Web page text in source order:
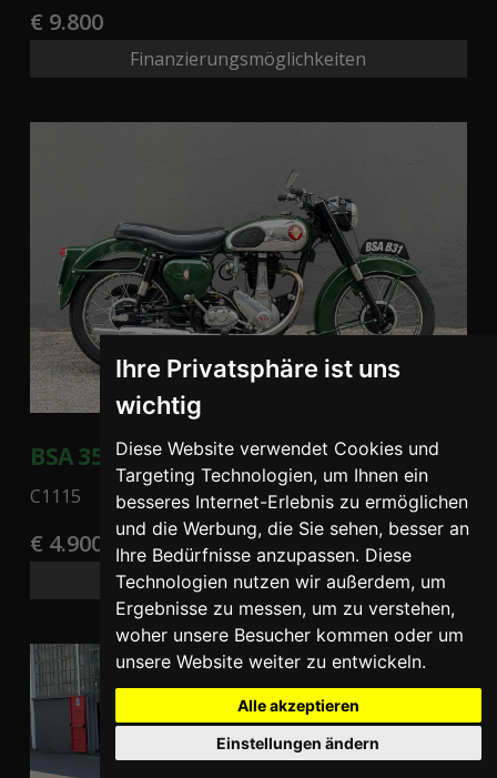
Ihre Privatsphäre ist uns
wichtig
Diese Website verwendet Cookies und
Targeting Technologien, um Ihnen ein
besseres Internet-Erlebnis zu ermöglichen
und die Werbung, die Sie sehen, besser an
Ihre Bedürfnisse anzupassen. Diese
Technologien nutzen wir außerdem, um
Ergebnisse zu messen, um zu verstehen,
woher unsere Besucher kommen oder um
unsere Website weiter zu entwickeln.
Alle akzeptieren
Einstellungen ändern
€ 9.800
Finanzierungsmöglichkeiten
BSA 350 - 1959
C1115
€ 4.900
Finanzierungsmöglichkeiten